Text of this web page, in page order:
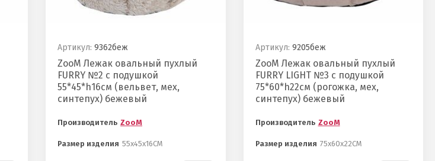
Артикул: 9362беж
ZooM Лежак овальный пухлый
FURRY №2 с подушкой
55*45*h16см (вельвет, мех,
синтепух) бежевый
Производитель ZooM
Размер изделия 55х45х16СМ
Артикул: 9205беж
ZooM Лежак овальный пухлый
FURRY LIGHT №3 с подушкой
75*60*h22см (рогожка, мех,
синтепух) бежевый
Производитель ZooM
Размер изделия 75х60х22СМ